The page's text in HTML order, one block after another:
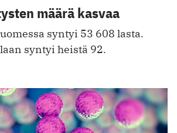
määrä kasvaa
syntyi 53 608 lasta.
syntyi heistä 92.